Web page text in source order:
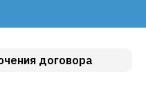
договора